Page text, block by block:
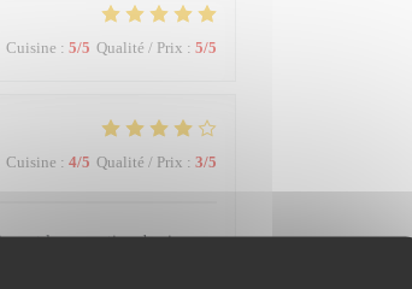
Cuisine : 5/5 Qualité / Prix : 5/5
Cuisine : 4/5 Qualité / Prix : 3/5
et la suggestion de vin nous